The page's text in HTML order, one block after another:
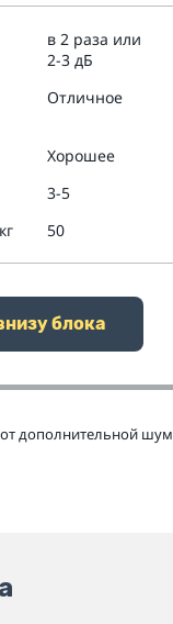
в 2 раза или
2-3 дБ
Отличное
Хорошее
3-5
50
блока
дополнительной